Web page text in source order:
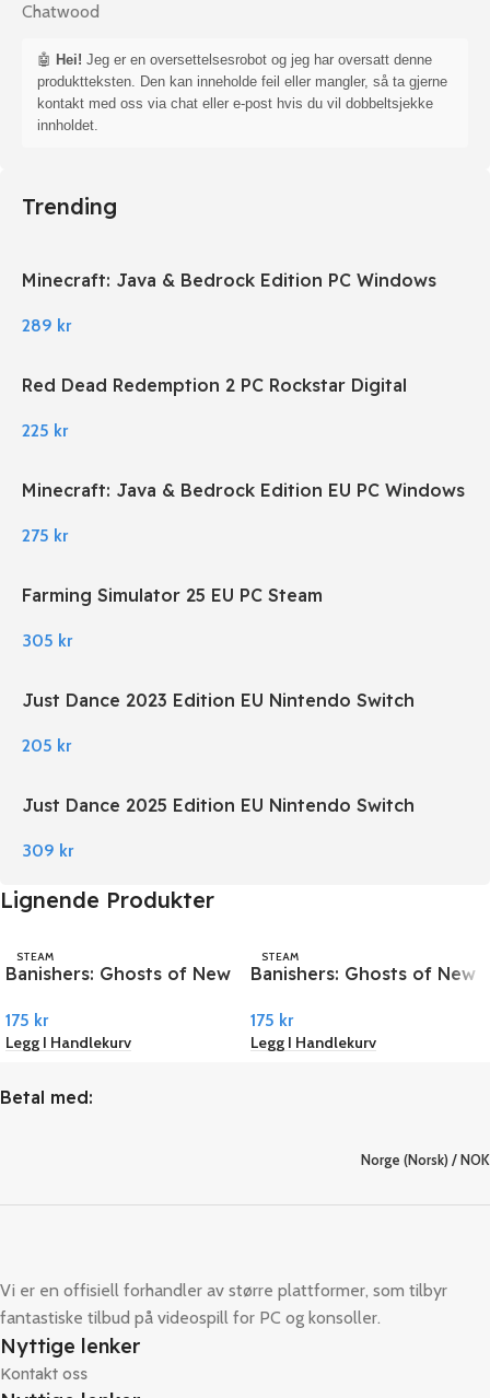
Chatwood
🤖 Hei! Jeg er en oversettelsesrobot og jeg har oversatt denne
produktteksten. Den kan inneholde feil eller mangler, så ta gjerne
kontakt med oss via chat eller e-post hvis du vil dobbeltsjekke
innholdet.
Trending
Minecraft: Java & Bedrock Edition PC Windows
289 kr
Red Dead Redemption 2 PC Rockstar Digital
225 kr
Minecraft: Java & Bedrock Edition EU PC Windows
275 kr
Farming Simulator 25 EU PC Steam
305 kr
Just Dance 2023 Edition EU Nintendo Switch
205 kr
Just Dance 2025 Edition EU Nintendo Switch
309 kr
Lignende Produkter
STEAM
Banishers: Ghosts of New
175 kr
Legg I Handlekurv
STEAM
Banishers: Ghosts of New
175 kr
Legg I Handlekurv
Betal med:
Norge (Norsk) / NOK
Vi er en offisiell forhandler av større plattformer, som tilbyr
fantastiske tilbud på videospill for PC og konsoller.
Nyttige lenker
Kontakt oss